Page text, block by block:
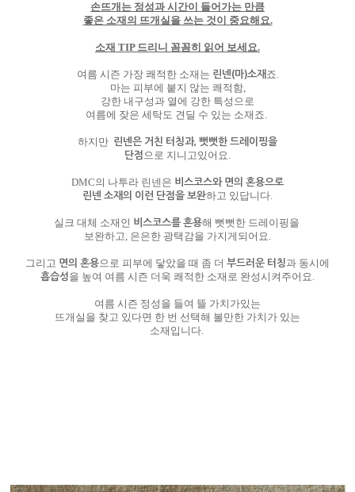
손뜨개는 정성과 시간이 들어가는 만큼
좋은 소재의 뜨개실을 쓰는 것이 중요해요.
소재 TIP 드리니 꼼꼼히 읽어 보세요.
여름 시즌 가장 쾌적한 소재는 린넨(마)소재 죠.
마는 피부에 붙지 않는 쾌적함,
강한 내구성과 열에 강한 특성으로
여름에 잦은 세탁도 견딜 수 있는 소재죠.
하지만 린넨은 거친 터칭과, 뻣뻣한 드레이핑을
단점으로 지니고있어요.
DMC의 나투라 린넨은 비스코스와 면의 혼용으로
린넨 소재의 이런 단점을 보완하고 있답니다.
실크 대체 소재인 비스코스를 혼용해 뻣뻣한 드레이핑을
보완하고, 은은한 광택감을 가지게되어요.
그리고 면의 혼용으로 피부에 닿았을 때 좀 더 부드러운 터칭과 동시에
흡습성을 높여 여름 시즌 더욱 쾌적한 소재로 완성시켜주어요.
여름 시즌 정성을 들여 뜰 가치가있는
뜨개실을 찾고 있다면 한 번 선택해 볼만한 가치가 있는
소재입니다.